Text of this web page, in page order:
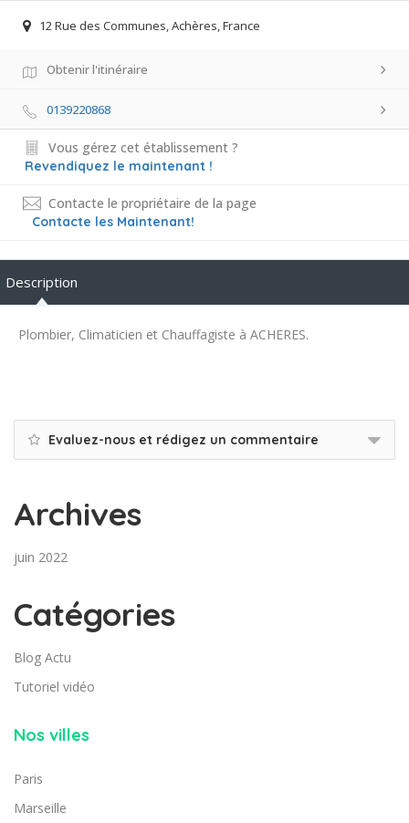
12 Rue des Communes, Achères, France
Obtenir l'itinéraire
0139220868
Vous gérez cet établissement ?
Revendiquez le maintenant !
Contacte le propriétaire de la page
Contacte les Maintenant!
Description
Plombier, Climaticien et Chauffagiste à ACHERES.
Evaluez-nous et rédigez un commentaire
Archives
juin 2022
Catégories
Blog Actu
Tutoriel vidéo
Nos villes
Paris
Marseille